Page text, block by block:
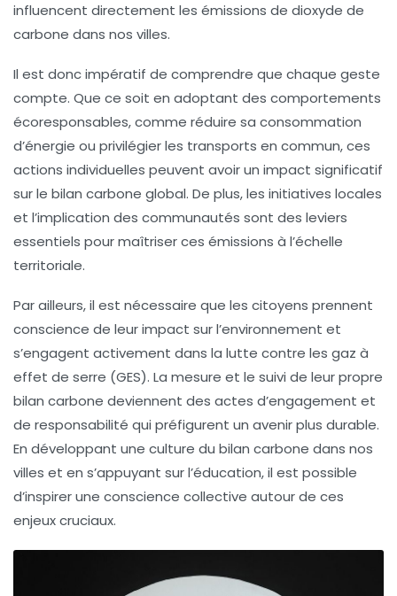
influencent directement les émissions de dioxyde de
carbone dans nos villes.
Il est donc impératif de comprendre que chaque geste
compte. Que ce soit en adoptant des comportements
écoresponsables, comme réduire sa consommation
d’énergie ou privilégier les transports en commun, ces
actions individuelles peuvent avoir un impact significatif
sur le bilan carbone global. De plus, les initiatives locales
et l’implication des communautés sont des leviers
essentiels pour maîtriser ces émissions à l’échelle
territoriale.
Par ailleurs, il est nécessaire que les citoyens prennent
conscience de leurimpact sur l’environnement et
s’engagent activement dans la lutte contre les gaz à
effet de serre (GES). La mesure et le suivi de leur propre
bilan carbone deviennent des actes d’engagement et
de responsabilité qui préfigurent un avenir plus durable.
En développant une culture du bilan carbone dans nos
villes et en s’appuyant sur l’éducation, il est possible
d’inspirer une conscience collective autour de ces
enjeux cruciaux.